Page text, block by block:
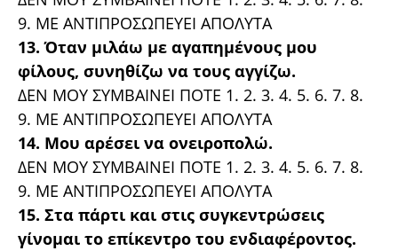
9. ΜΕ ΑΝΤΙΠΡΟΣΩΠΕΥΕΙ ΑΠΟΛΥΤΑ
13. Όταν μιλάω με αγαπημένους μου
φίλους, συνηθίζω να τους αγγίζω.
ΔΕΝ ΜΟΥ ΣΥΜΒΑΙΝΕΙ ΠΟΤΕ 1. 2. 3. 4. 5. 6. 7. 8.
9. ΜΕ ΑΝΤΙΠΡΟΣΩΠΕΥΕΙ ΑΠΟΛΥΤΑ
14. Μου αρέσει να ονειροπολώ.
ΔΕΝ ΜΟΥ ΣΥΜΒΑΙΝΕΙ ΠΟΤΕ 1. 2. 3. 4. 5. 6. 7. 8.
9. ΜΕ ΑΝΤΙΠΡΟΣΩΠΕΥΕΙ ΑΠΟΛΥΤΑ
15. Στα πάρτι και στις συγκεντρώσεις
γίνομαι το επίκεντρο του ενδιαφέροντος.